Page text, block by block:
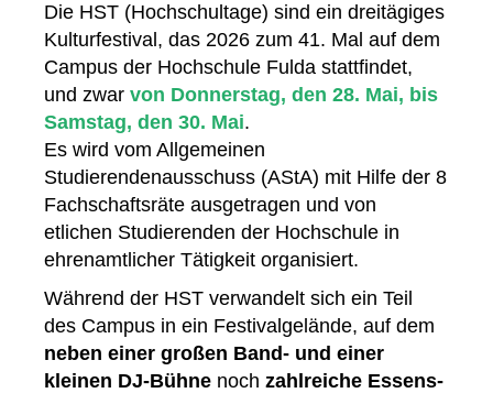
Die HST (Hochschultage) sind ein dreitägiges
Kulturfestival, das 2026 zum 41. Mal auf dem
Campus der Hochschule Fulda stattfindet,
und zwarvon Donnerstag, den 28. Mai, bis
Samstag, den 30. Mai.
Es wird vom Allgemeinen
Studierendenausschuss (AStA) mit Hilfe der 8
Fachschaftsräte ausgetragen und von
etlichen Studierenden der Hochschule in
ehrenamtlicher Tätigkeit organisiert.
Während der HST verwandelt sich ein Teil
des Campus in ein Festivalgelände, auf dem
neben einer großen Band- und einer
kleinen DJ-Bühne nochzahlreiche Essens-